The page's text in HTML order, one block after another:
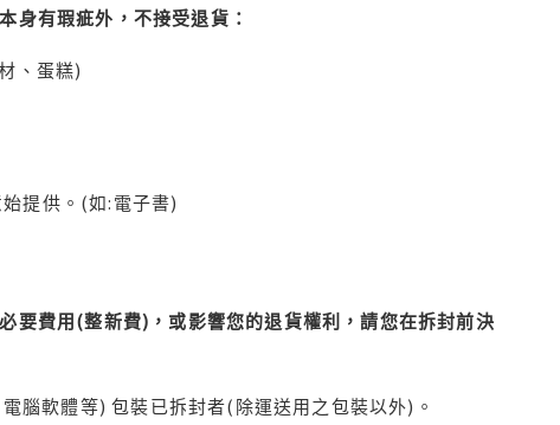
身有瑕疵外，不接受退貨：
、蛋糕)
提供。(如:電子書)
要費用(整新費)，或影響您的退貨權利，請您在拆封前決
腦軟體等) 包裝已拆封者(除運送用之包裝以外)。